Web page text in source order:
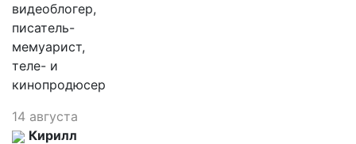
видеоблогер,
писатель-
мемуарист,
теле- и
кинопродюсер
14 августа
Кирилл